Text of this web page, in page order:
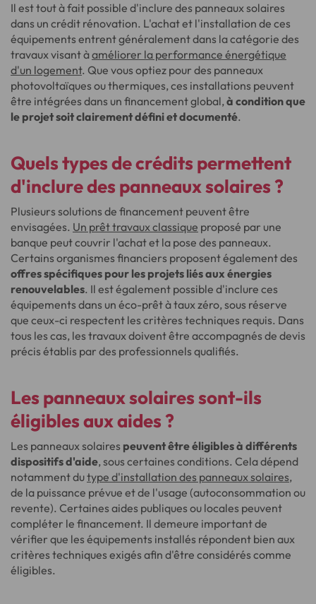
Il est tout à fait possible d'inclure des panneaux solaires
dans un crédit rénovation. L'achat et l'installation de ces
équipements entrent généralement dans la catégorie des
travaux visant àaméliorer la performance énergétique
d'un logement. Que vous optiez pour des panneaux
photovoltaïques ou thermiques, ces installations peuvent
être intégrées dans un financement global,à condition que
le projet soit clairement défini et documenté.
Quels types de crédits permettent
d'inclure des panneaux solaires ?
Plusieurs solutions de financement peuvent être
envisagées. Un prêt travaux classique proposé par une
banque peut couvrir l'achat et la pose des panneaux.
Certains organismes financiers proposent également des
offres spécifiques pour les projets liés aux énergies
renouvelables. Il est également possible d'inclure ces
équipements dans un éco-prêt à taux zéro, sous réserve
que ceux-ci respectent les critères techniques requis. Dans
tous les cas, les travaux doivent être accompagnés de devis
précis établis par des professionnels qualifiés.
Les panneaux solaires sont-ils
éligibles aux aides ?
Les panneaux solaires peuvent être éligibles à différents
dispositifs d'aide, sous certaines conditions. Cela dépend
notamment dutype d'installation des panneaux solaires,
de la puissance prévue et de l'usage (autoconsommation ou
revente). Certaines aides publiques ou locales peuvent
compléter le financement. Il demeure important de
vérifier que les équipements installés répondent bien aux
critères techniques exigés afin d'être considérés comme
éligibles.